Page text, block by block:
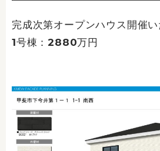
完成次第オープンハウス開催
1号棟：2880万円